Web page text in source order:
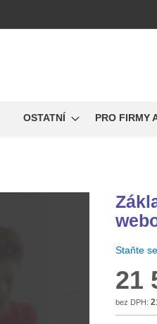
OSTATNÍ PRO FIRMY
Staňte
21